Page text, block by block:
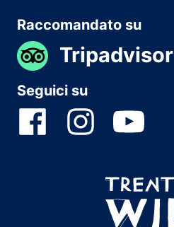
Raccomandato su
Tripadvisor
Seguici su